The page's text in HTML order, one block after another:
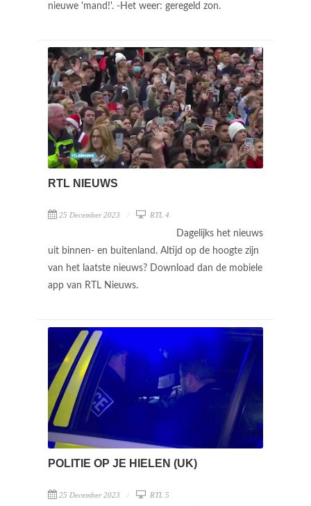
nieuwe 'mand!'. -Het weer: geregeld zon.
RTL NIEUWS
25 December 2023 RTL 4
Dagelijks het nieuws
uit binnen- en buitenland. Altijd op de hoogte zijn
van het laatste nieuws? Download dan de mobiele
app van RTL Nieuws.
POLITIE OP JE HIELEN (UK)
25 December 2023 RTL 5